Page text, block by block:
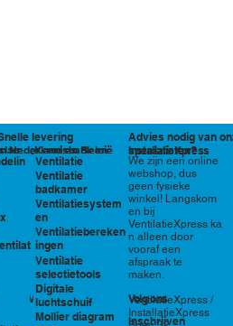
STAAN
levering
Nederland en België
Advies nodig van
specialisten?
Kennisbank en
tools
Ventilatie
Ventilatie
badkamer
Ventilatiesystem
en
Ventilatiebereken
ingen
Ventilatie
selectietools
Digitale
luchtschuif
Mollier diagram
We zijn een online
webshop, dus
geen fysieke
winkel! Langskom
en bij
VentilatieXpress ka
n alleen door
vooraf een
afspraak te
maken.
VentilatieXpress /
InstallatieXpress
InstallatieXpress
Volg ons
Inschrijven